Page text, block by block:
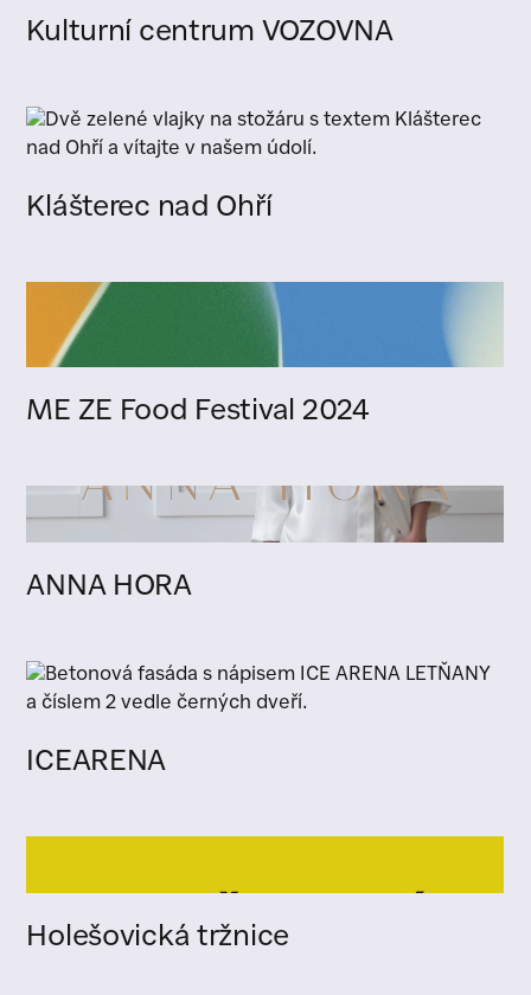
Kulturní centrum VOZOVNA
Klášterec nad Ohří
ME ZE Food Festival 2024
ANNA HORA
ICEARENA
Holešovická tržnice